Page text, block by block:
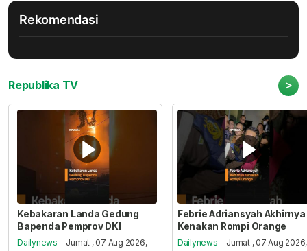
Rekomendasi
Republika TV >
Kebakaran Landa Gedung
Bapenda Pemprov DKI
Dailynews - Jumat , 07 Aug 2026,
Febrie Adriansyah Akhirnya
Kenakan Rompi Orange
Dailynews - Jumat , 07 Aug 2026,